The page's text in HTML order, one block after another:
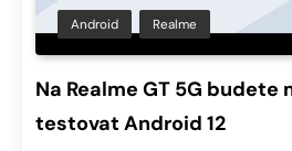
Android Realme
Na Realme GT 5G budete
testovat Android 12